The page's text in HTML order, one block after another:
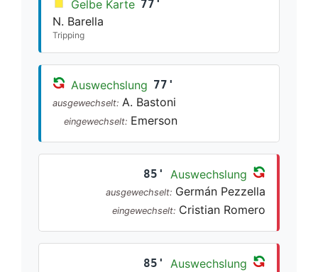
Gelbe Karte 77'
N. Barella
Tripping
Auswechslung 77'
ausgewechselt: A. Bastoni
eingewechselt: Emerson
85' Auswechslung
ausgewechselt: Germán Pezzella
eingewechselt: Cristian Romero
85' Auswechslung